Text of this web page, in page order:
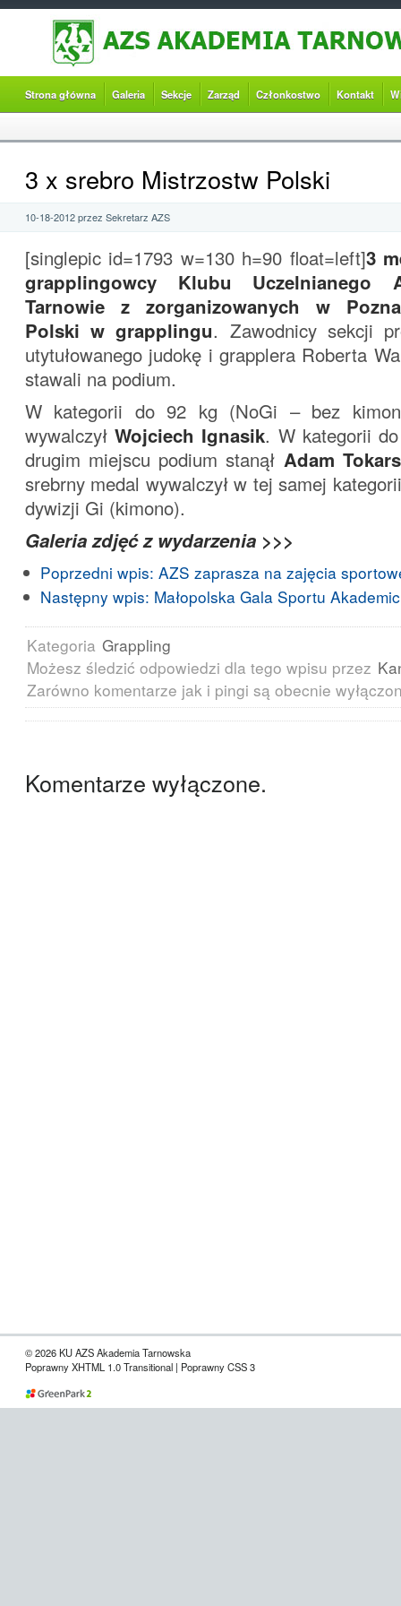
Strona główna Galeria Sekcje Zarząd Członkostwo Kontakt
3 x srebro Mistrzostw Polski
10-18-2012 przez Sekretarz AZS
[singlepic id=1793 w=130 h=90 float=left]3
grapplingowcy Klubu Uczelnianego
Tarnowie z zorganizowanych w
Polski w grapplingu. Zawodnicy sekcji
utytułowanego judokę i grapplera Roberta
stawali na podium.
W kategorii do 92 kg (NoGi – bez
wywalczyłWojciech Ignasik. W kategorii
drugim miejscu podium stanął Adam
srebrny medal wywalczył w tej samej
dywizji Gi (kimono).
Galeria zdjęć z wydarzenia >>>
Poprzedni wpis: AZS zaprasza na zajęcia
Następny wpis: Małopolska Gala Sportu
Kategoria Grappling
Możesz śledzić odpowiedzi dla tego wpisu przez
Zarówno komentarze jak i pingi są obecnie
Komentarze wyłączone.
© 2026 KU AZS Akademia Tarnowska
Poprawny XHTML 1.0 Transitional | Poprawny CSS 3